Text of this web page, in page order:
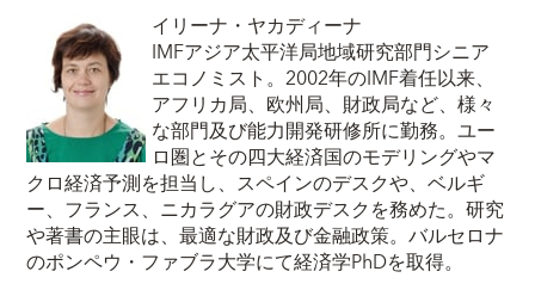
イリーナ・ヤカディーナ
IMFアジア太平洋局地域研究部門シニア
エコノミスト。2002年のIMF着任以来、
アフリカ局、欧州局、財政局など、様々
な部門及び能力開発研修所に勤務。ユー
ロ圏とその四大経済国のモデリングやマ
クロ経済予測を担当し、スペインのデスクや、ベルギ
ー、フランス、ニカラグアの財政デスクを務めた。研究
や著書の主眼は、最適な財政及び金融政策。バルセロナ
のポンペウ・ファブラ大学にて経済学PhDを取得。